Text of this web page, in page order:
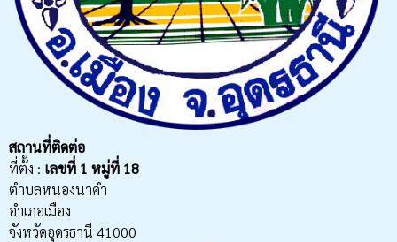
สถานที่ติดต่อ
ที่ตั้ง : เลขที่ 1 หมู่ที่ 18
ตำบลหนองนาคำ
อำเภอเมือง
จังหวัดอุดรธานี 41000